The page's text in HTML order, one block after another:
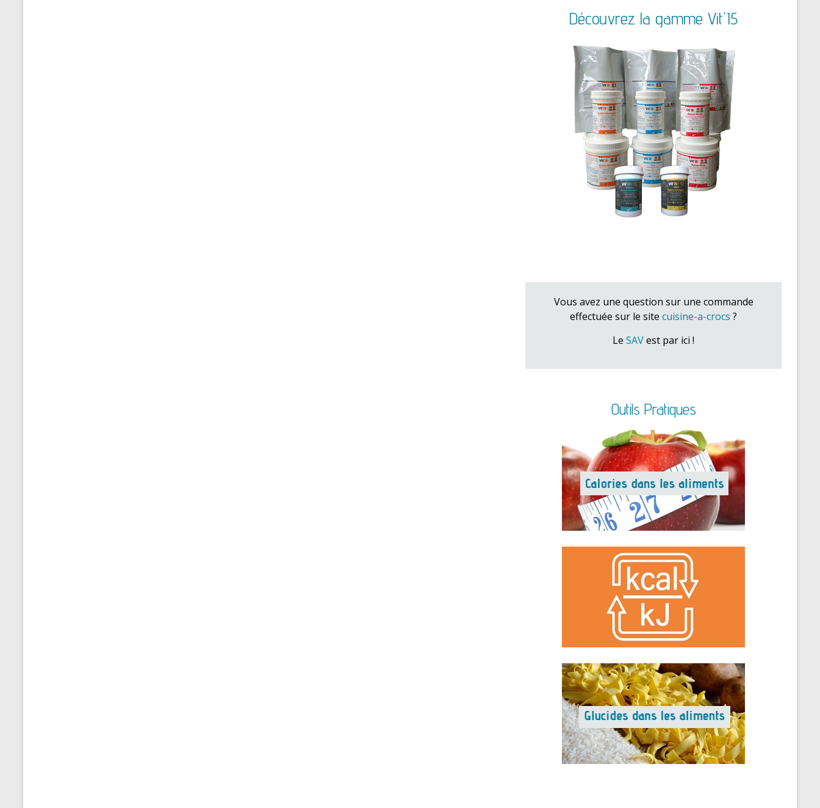
Découvrez la gamme Vit'I5
Vous avez une question sur une commande
effectuée sur le site cuisine-a-crocs ?
Le SAVest par ici !
Outils Pratiques